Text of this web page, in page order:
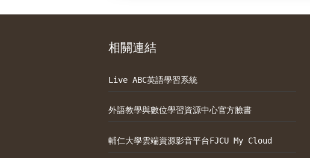
相關連結
Live ABC英語學習系統
外語教學與數位學習資源中心官方臉書
輔仁大學雲端資源影音平台FJCU My Cloud